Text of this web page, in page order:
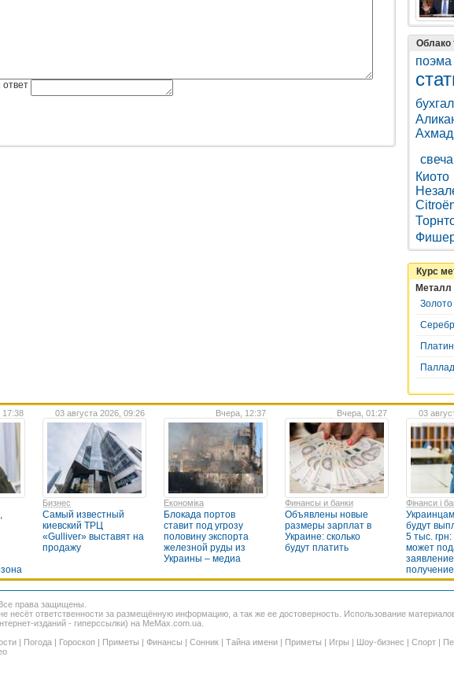
Облако
поэма
свеча
Киото
Курс
Металл
Золото
17:38 03 августа 2026, 09:26
Бизнес
Самый известный
киевский ТРЦ
«Gulliver» выставят на
продажу
Вчера, 12:37
Економіка
Блокада портов
ставит под угрозу
половину экспорта
железной руды из
Украины – медиа
Вчера, 01:27
Финансы и банки
Объявлены новые
размеры зарплат в
Украине: сколько
будут платить
03
Фінанси і
будут
5 тыс. грн:
может
Все права защищены.
несёт ответственности за размещённую информацию, а так же ее достоверность. Использование
изданий - гиперссылки) на MeMax.com.ua.
| Погода | Гороскоп | Приметы | Финансы | Сонник | Тайна имени | Приметы | Игры | Шоу-бизнес | Спорт |